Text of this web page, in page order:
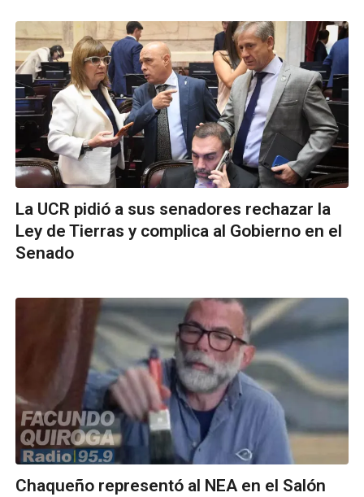
La UCR pidió a sus senadores rechazar la
Ley de Tierras y complica al Gobierno en el
Senado
Chaqueño representó al NEA en el Salón